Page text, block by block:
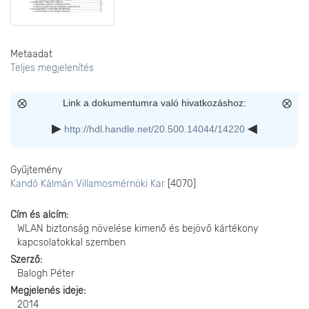
Metaadat
Teljes megjelenítés
Link a dokumentumra való hivatkozáshoz:
http://hdl.handle.net/20.500.14044/14220
Gyűjtemény
Kandó Kálmán Villamosmérnöki Kar [4070]
Cím és alcím
WLAN biztonság növelése kimenő és bejövő kártékony
kapcsolatokkal szemben
Szerző
Balogh Péter
Megjelenés ideje
2014